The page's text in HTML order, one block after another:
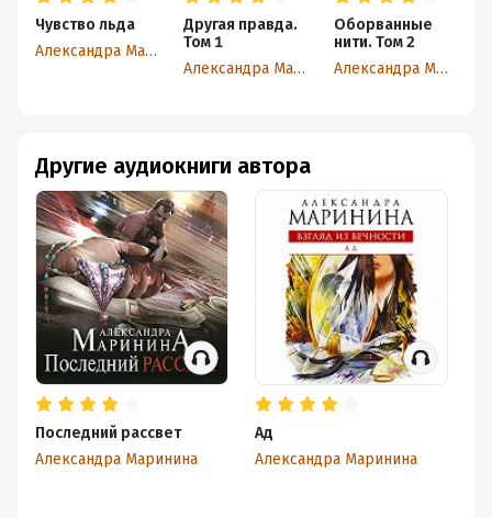
Чувство льда
Александра Маринина
Другая правда.
Том 1
Александра Маринина
Оборванные
нити. Том 2
Александра Маринина
Другие аудиокниги автора
Последний рассвет
Александра Маринина
Ад
Александра Маринина